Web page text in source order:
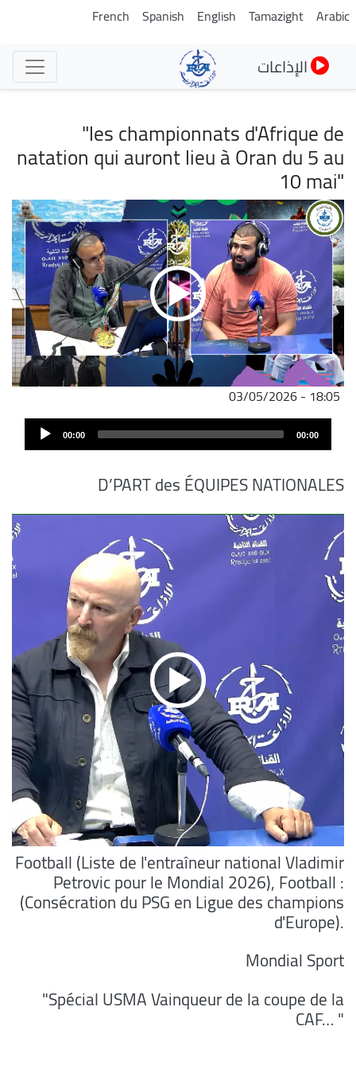
تجاوز
Arabic
Tamazight
English
Spanish
French
الإذاعات
"les championnats d'Afrique de
natation qui auront lieu à Oran du 5 au
10 mai"
03/05/2026 - 18:05
00:00 00:00
D’PART des ÉQUIPES NATIONALES
Football (Liste de l'entraîneur national Vladimir
Petrovic pour le Mondial 2026), Football :
(Consécration du PSG en Ligue des champions
d'Europe).
Mondial Sport
"Spécial USMA Vainqueur de la coupe de la
CAF… "